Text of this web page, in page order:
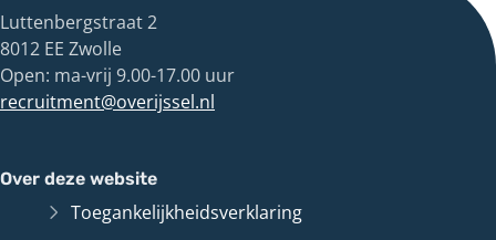
Luttenbergstraat 2
8012 EE Zwolle
Open: ma-vrij 9.00-17.00 uur
recruitment@overijssel.nl
Over deze website
Toegankelijkheidsverklaring